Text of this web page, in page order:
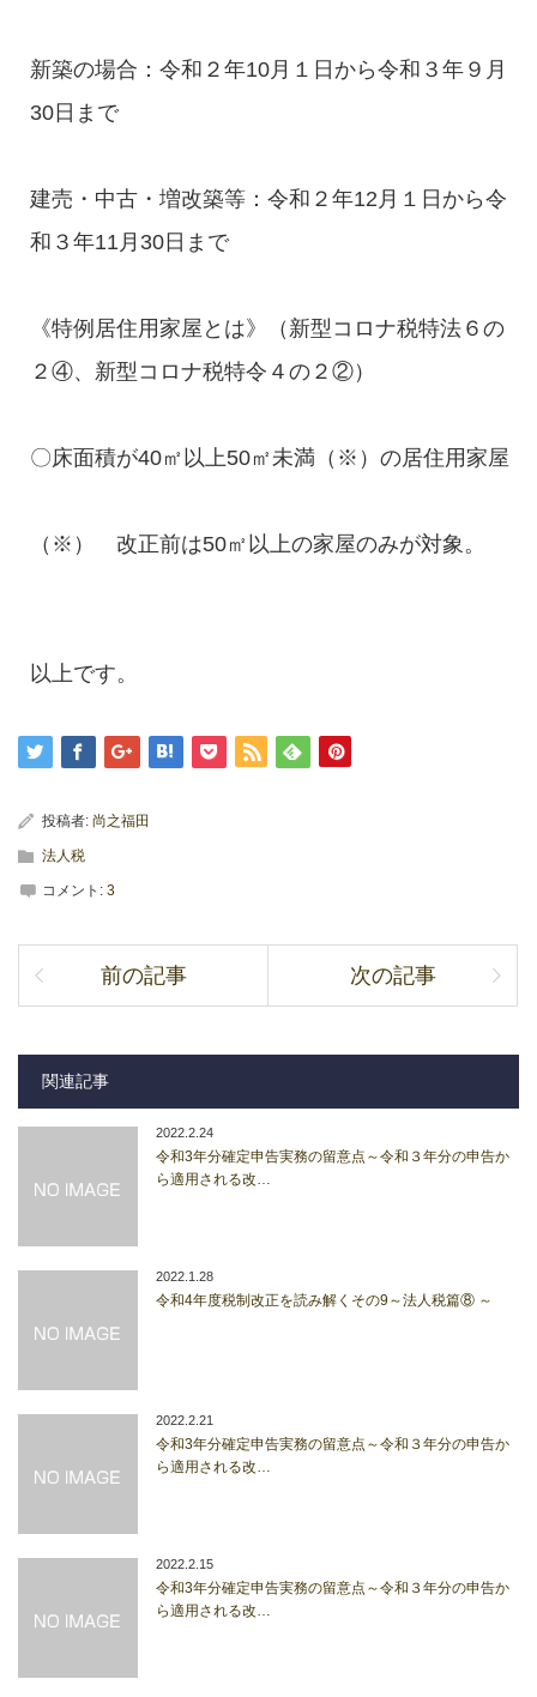
新築の場合：令和２年10月１日から令和３年９月
30日まで
建売・中古・増改築等：令和２年12月１日から令
和３年11月30日まで
《特例居住用家屋とは》（新型コロナ税特法６の
２④、新型コロナ税特令４の２②）
〇床面積が40㎡以上50㎡未満（※）の居住用家屋
（※） 改正前は50㎡以上の家屋のみが対象。
以上です。
投稿者: 尚之福田
法人税
コメント: 3
前の記事 次の記事
関連記事
2022.2.24
令和3年分確定申告実務の留意点～令和３年分の申告か
ら適用される改…
2022.1.28
令和4年度税制改正を読み解くその9～法人税篇⑧ ～
2022.2.21
令和3年分確定申告実務の留意点～令和３年分の申告か
ら適用される改…
2022.2.15
令和3年分確定申告実務の留意点～令和３年分の申告か
ら適用される改…